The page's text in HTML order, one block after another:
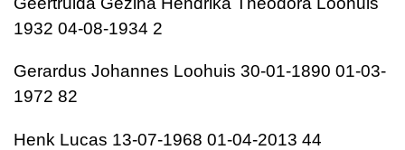
1932 04-08-1934 2
Gerardus Johannes Loohuis 30-01-1890 01-03-
1972 82
Henk Lucas 13-07-1968 01-04-2013 44